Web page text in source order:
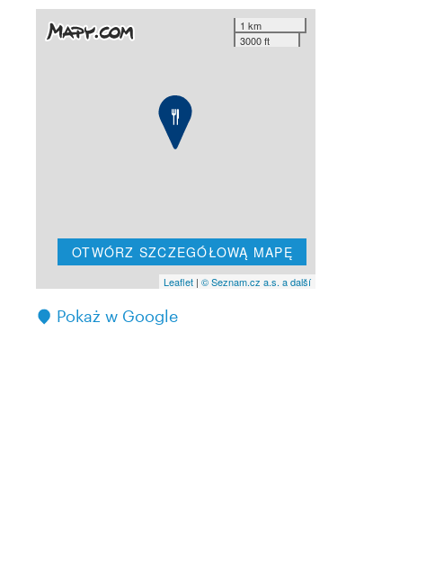
1 km
3000 ft
OTWÓRZ SZCZEGÓŁOWĄ MAPĘ
Leaflet| © Seznam.cz a.s. a další
Pokaż w Google